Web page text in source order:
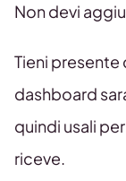
Non devi
Tieni presente
dashboard
quindi usali
riceve.